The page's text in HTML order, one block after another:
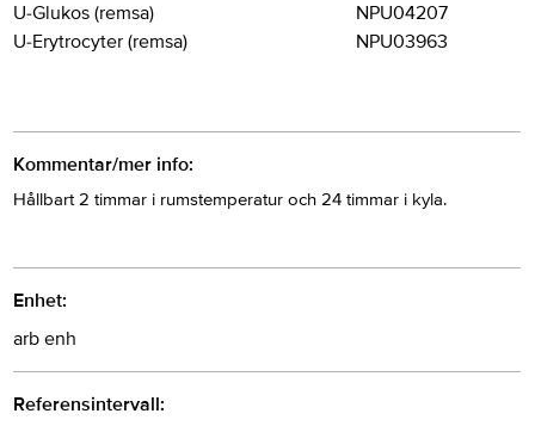
U-Glukos (remsa)
NPU04207
U-Erytrocyter (remsa)
NPU03963
Kommentar/mer info:
Hållbart 2 timmar i rumstemperatur och 24 timmar i kyla.
Enhet:
arb enh
Referensintervall: